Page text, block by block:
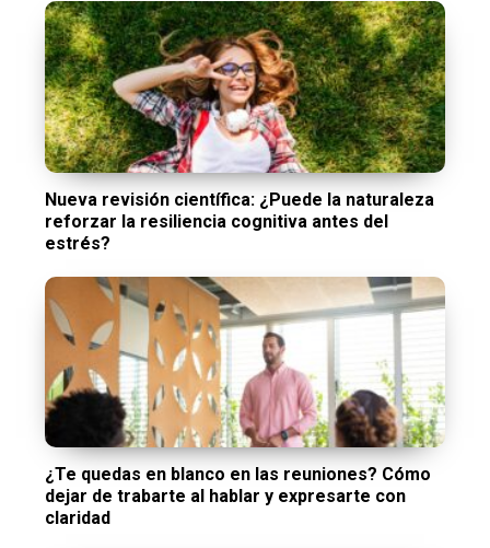
Nueva revisión científica: ¿Puede la naturaleza
reforzar la resiliencia cognitiva antes del
estrés?
¿Te quedas en blanco en las reuniones? Cómo
dejar de trabarte al hablar y expresarte con
claridad